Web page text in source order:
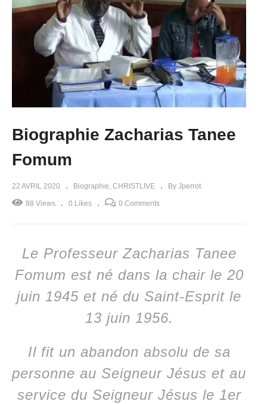
Biographie Zacharias Tanee
Fomum
22 AVRIL 2020 Biographie CHRISTLIVE By Jperrot
88 Views 0 Likes 0 Comments
Le Professeur Zacharias Tanee
Fomum est né dans la chair le 20
juin 1945 et né du Saint-Esprit le
13 juin 1956.
Il fit un abandon absolu de sa
personne au Seigneur Jésus et au
service du Seigneur Jésus le 1er